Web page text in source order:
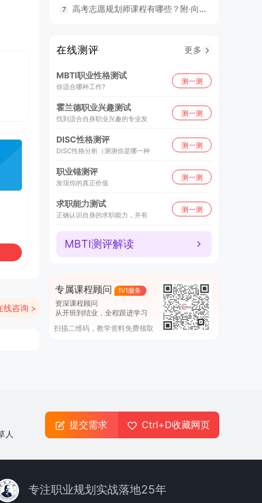
作业打卡+导师批阅精选，促进消化与转化应用。
线咨询 >
高考志愿规划师课程有哪些？附·向阳生涯26年UAPM课程开班计划表
在线测评 更多
MBTI职业性格测试
你适合哪种工作?
测一测
霍兰德职业兴趣测试
找到适合自身职业兴趣的专业发
测一测
DISC性格测评
DISC性格分析（测测你是哪一种
测一测
职业锚测评
发现你的真正价值
测一测
求职能力测试
正确认识自身的求职能力，并有
测一测
MBTI测评解读
专属课程顾问 1V1服务
资深课程顾问
从开班到结业，全程跟进学习
扫描二维码，教学资料免费领取
人
提交需求 Ctrl+D收藏网页
专注职业规划实战落地25年